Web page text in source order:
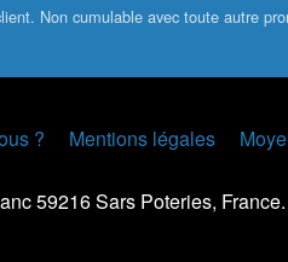
Non cumulable avec toute autre
? Mentions légales
59216 Sars Poteries, France.